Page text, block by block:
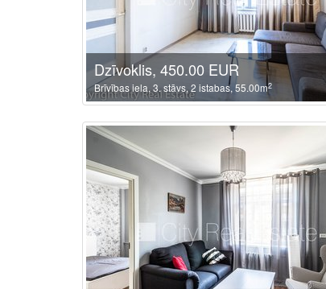
Dzīvoklis, 450.00 EUR
Brīvības iela, 3. stāvs, 2 istabas, 55.00m2